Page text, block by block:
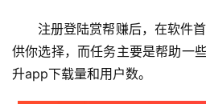
注册登陆赏帮赚后，在软件
供你选择，而任务主要是帮助一
升app下载量和用户数。